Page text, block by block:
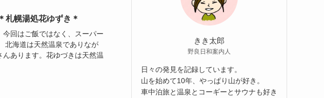
札幌湯処花ゆずき＊
回はご飯ではなく、スーパー
北海道は天然温泉でありなが
あります。花ゆづきは天然温
きき太郎
野良日和案内人
日々の発見を記録しています。
山を始めて10年、やっぱり山が好き。
車中泊旅と温泉とコーギーとサウナも好き